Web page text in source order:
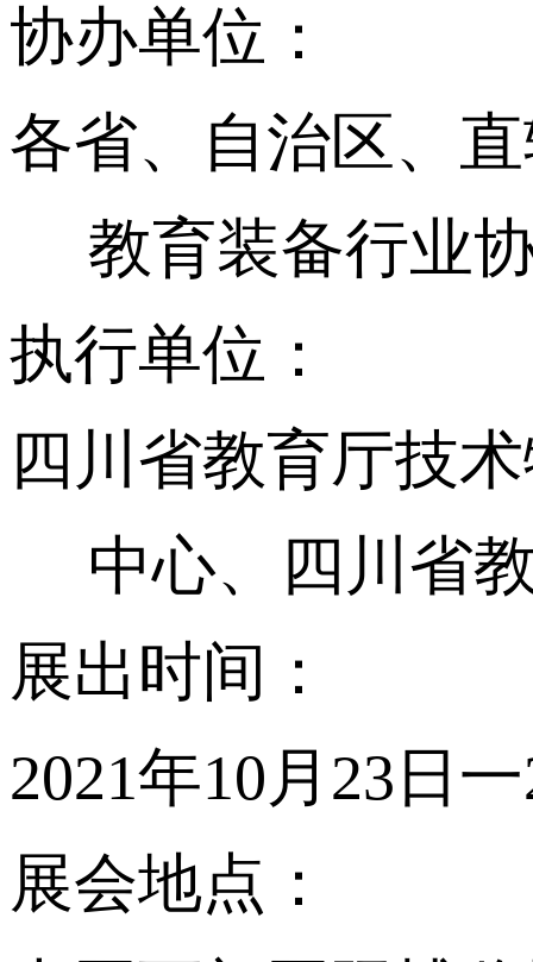
协办单位：
各省、自治区、
教育装备行业
执行单位：
四川省教育厅技
中心、四川省
展出时间：
2021年10月23日
展会地点：